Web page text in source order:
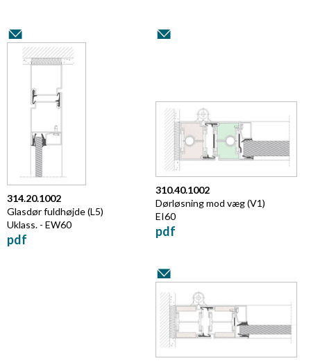
314.20.1002
Glasdør fuldhøjde (L5)
Uklass. - EW60
pdf
310.40.1002
Dørløsning mod væg (V1)
EI60
pdf